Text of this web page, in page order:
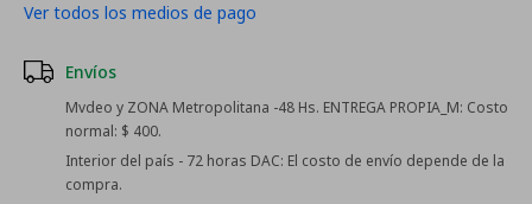
Ver todos los medios de pago
Envíos
Mvdeo y ZONA Metropolitana -48 Hs. ENTREGA PROPIA_M: Costo
normal: $ 400.
Interior del país - 72 horas DAC: El costo de envío depende de la
compra.